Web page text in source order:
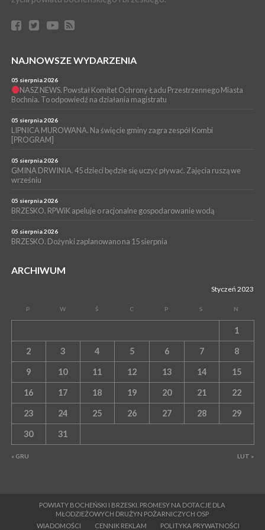
BOCHNIA. Jechał bez zapiętych pasów i włączonych świateł.
Okazało się, że był pod wpływem amfetaminy
BOCHNIA. Dwaj ministrowie przyjechali do Chodenic, by
WYDARZENIA
03 sierpnia 2026
unieważnienia uchwały o nieudzieleniu absolutorium dla
Magdaleny Łacnej [WIDEO]
NAJNOWSZE WYDARZENIA
05 sierpnia 2026
NASZ NEWS. Powstał Komitet Ochrony Ładu Przestrzennego Miasta
Bochnia. To odpowiedź na działania magistratu
05 sierpnia 2026
LIPNICA MUROWANA. Na święcie gminy zagra zespół Kombi
[PROGRAM]
05 sierpnia 2026
GMINA DRWINIA. 45 dzieci będzie się uczyć pływać. Zajęcia ruszą we
wrześniu
05 sierpnia 2026
BRZESKO. RPWiK apeluje o racjonalne gospodarowanie wodą
05 sierpnia 2026
BRZESKO. Dożynki zaplanowano na 15 sierpnia
ARCHIWUM
Styczeń 2023
P W Ś C P S N
« GRU LUT »
1
2 3 4 5 6 7 8
9 10 11 12 13 14 15
16 17 18 19 20 21 22
23 24 25 26 27 28 29
30 31
POWIATY BOCHEŃSKI I BRZESKI. PROMESY NA DOTACJE DLA
MŁODZIEŻOWYCH DRUŻYN POŻARNICZYCH OSP
WIADOMOŚCI
CENNIK REKLAM POLITYKA PRYWATNOŚCI